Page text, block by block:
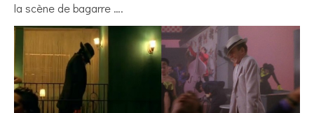
la scène de bagarre ….